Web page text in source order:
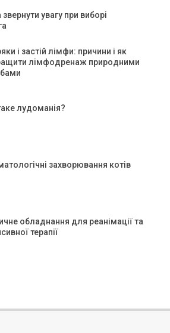
увагу при виборі
і застій лімфи: причини і як
лімфодренаж природними
лудоманія?
захворювання котів
обладнання для реанімації та
терапії